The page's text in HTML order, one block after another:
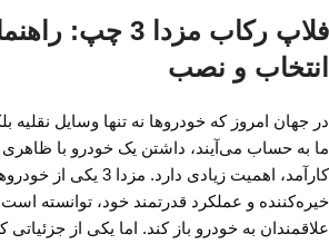
فلاپ رکاب مزدا 3
انتخاب و نصب
در جهان امروز که خودروها نه تنها وسایل
ما به حساب می‌آیند، داشتن یک خودرو با ظاهری
کارآمد، اهمیت زیادی
خیره‌کننده و عملکرد قدرتمند خود، توانسته است
علاقمندان به خودرو باز کند. اما یکی از جزئیاتی